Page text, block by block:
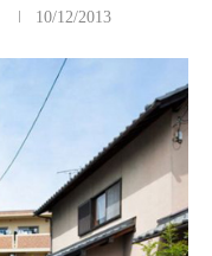
10/12/2013